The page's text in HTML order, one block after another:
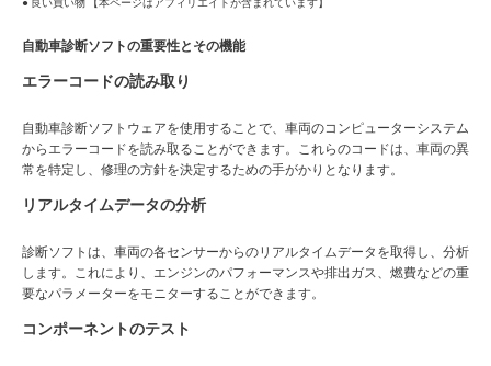
● 良い買い物 【本ページはアフィリエイトが含まれています】
自動車診断ソフトの重要性とその機能
エラーコードの読み取り
自動車診断ソフトウェアを使用することで、車両のコンピューターシステム
からエラーコードを読み取ることができます。これらのコードは、車両の異
常を特定し、修理の方針を決定するための手がかりとなります。
リアルタイムデータの分析
診断ソフトは、車両の各センサーからのリアルタイムデータを取得し、分析
します。これにより、エンジンのパフォーマンスや排出ガス、燃費などの重
要なパラメーターをモニターすることができます。
コンポーネントのテスト